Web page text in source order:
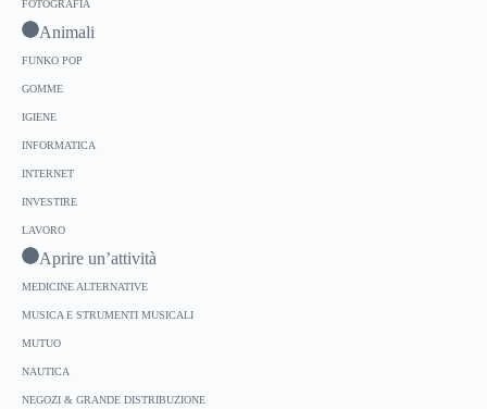
FOTOGRAFIA
Animali
FUNKO POP
GOMME
IGIENE
INFORMATICA
INTERNET
INVESTIRE
LAVORO
Aprire un’attività
MEDICINE ALTERNATIVE
MUSICA E STRUMENTI MUSICALI
MUTUO
NAUTICA
NEGOZI & GRANDE DISTRIBUZIONE